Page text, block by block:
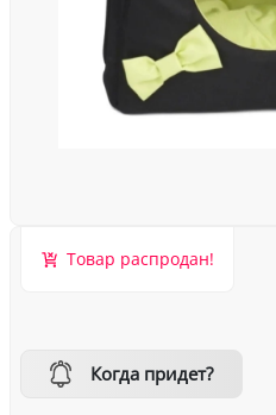
Товар распродан!
Когда придет?